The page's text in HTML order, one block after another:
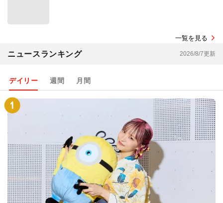
一覧を見る
ニュースランキング 2026/8/7更新
デイリー 週間 月間